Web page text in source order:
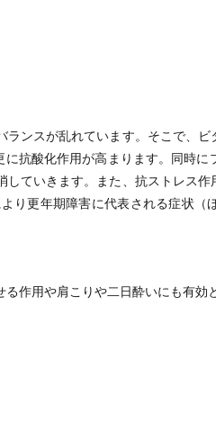
ンスが乱れています。そこで、
抗酸化作用が高まります。同時
ていきます。また、抗ストレス
更年期障害に代表される症状（
作用や肩こりや二日酔いにも有効